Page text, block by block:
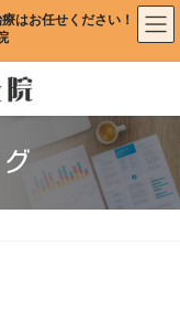
はお任せください！